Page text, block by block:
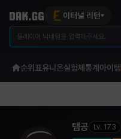
이터널 리턴
순위표유니온실험체 통계 아이템
탬공
Lv. 173